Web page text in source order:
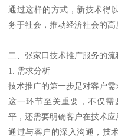
通过这样的方式，新技术得
务于社会，推动经济社会的高
二、张家口技术推广服务的流
1. 需求分析
技术推广的第一步是对客户需
这一环节至关重要，不仅
平，还需要明确客户在技术应
通过与客户的深入沟通，技